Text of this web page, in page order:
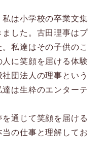
は小学校の卒業文集
した。古田理事はプ
私達はその子供のこ
に笑顔を届ける体験
団法人の理事という
は生粋のエンターテ
通じて笑顔を届ける
の仕事と理解してお